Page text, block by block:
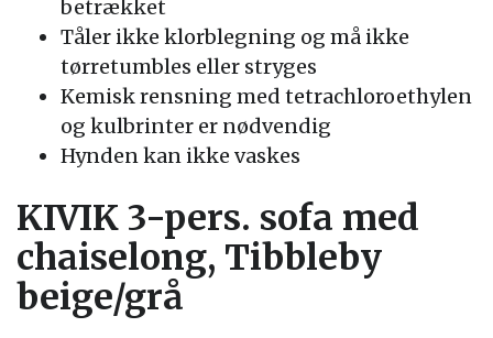
betrækket
Tåler ikke klorblegning og må ikke
tørretumbles eller stryges
Kemisk rensning med tetrachloroethylen
og kulbrinter er nødvendig
Hynden kan ikke vaskes
KIVIK 3-pers. sofa med
chaiselong, Tibbleby
beige/grå